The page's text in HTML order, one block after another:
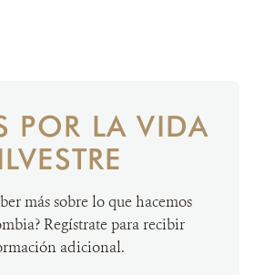
POR LA VIDA
más sobre lo que hacemos
Regístrate para recibir
adicional.